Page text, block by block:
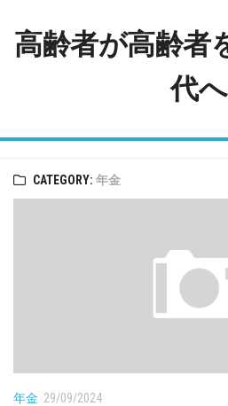
content
高齢者が高齢者
代へ
CATEGORY: 年金
年金 29/09/2024